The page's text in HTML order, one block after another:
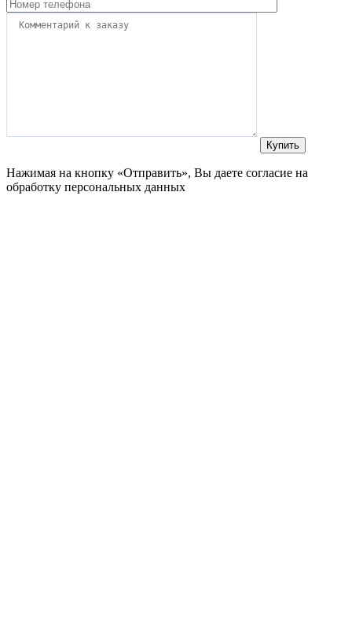
Нажимая на кнопку «Отправить», Вы даете согласие на
обработку персональных данных